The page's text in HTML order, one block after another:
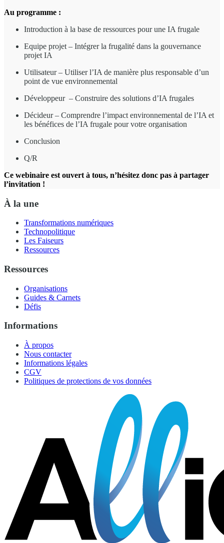
Au programme :
Introduction à la base de ressources pour une IA frugale
Equipe projet – Intégrer la frugalité dans la gouvernance
projet IA
Utilisateur – Utiliser l’IA de manière plus responsable d’un
point de vue environnemental
Développeur – Construire des solutions d’IA frugales
Décideur – Comprendre l’impact environnemental de l’IA et
les bénéfices de l’IA frugale pour votre organisation
Conclusion
Q/R
Ce webinaire est ouvert à tous, n’hésitez donc pas à partager
l’invitation !
À la une
Transformations numériques
Technopolitique
Les Faiseurs
Ressources
Ressources
Organisations
Guides & Carnets
Défis
Informations
À propos
Nous contacter
Informations légales
CGV
Politiques de protections de vos données